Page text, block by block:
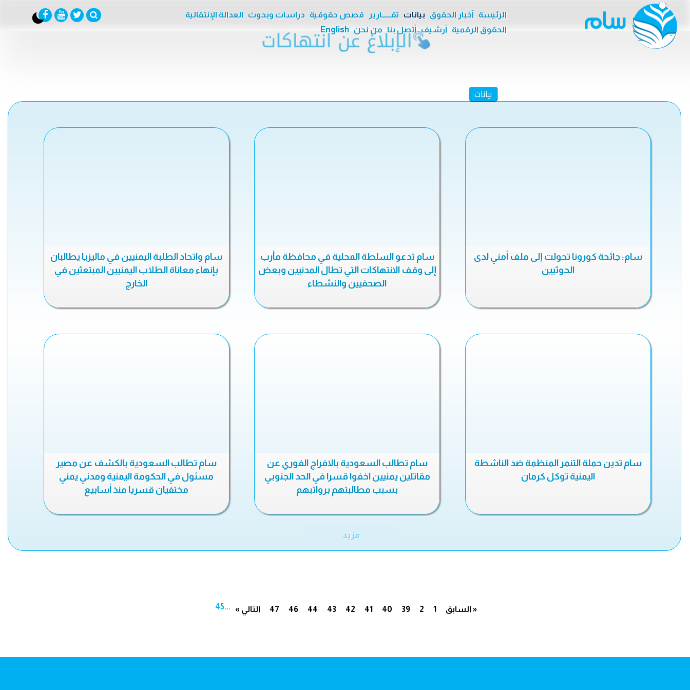
الرئيسة آخبار الحقوق بيانات تقــــــارير قصص حقوقية دراسات وبحوث
العدالة الإنتقالية
الحقوق الرقمية
أرشيف أتصل بنا من نحن English
بيانات
سام: جائحة كورونا تحولت إلى ملف أمني لدى
الحوثيين
سام تدعو السلطة المحلية في محافظة مأرب
إلى وقف الانتهاكات التي تطال المدنيين وبعض
الصحفيين والنشطاء
سام واتحاد الطلبة اليمنيين في ماليزيا يطالبان
بإنهاء معاناة الطلاب اليمنيين المبتعثين في
الخارج
سام تدين حملة التنمر المنظمة ضد الناشطة
اليمنية توكل كرمان
سام تطالب السعودية بالافراج الفوري عن
مقاتلين يمنيين اخفوا قسرا في الحد الجنوبي
بسبب مطالبتهم برواتبهم
سام تطالب السعودية بالكشف عن مصير
مسئول في الحكومة اليمنية ومدني يمني
مختفيان قسريا منذ أسابيع
مزيد
« السابق 1
2
... 39
40
41
42
43
44
45 46
47 التالي »